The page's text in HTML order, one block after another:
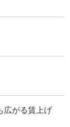
がる賃上げ